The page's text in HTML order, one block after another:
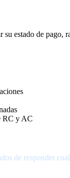
su estado de
RC y AC
de responder